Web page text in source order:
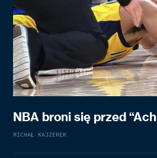
NBA broni się przed
MICHAŁ KAJZEREK